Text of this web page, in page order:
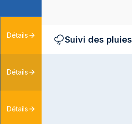
Détails
Détails
Détails
Suivi des pluies